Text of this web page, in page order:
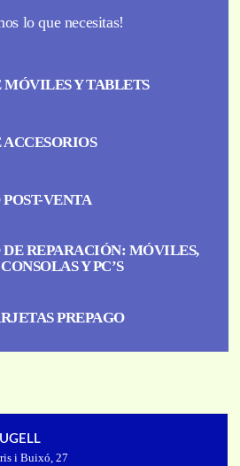
lo que necesitas!
MÓVILES Y TABLETS
ACCESORIOS
VENTA
DE REPARACIÓN: MÓVILES,
Y PC’S
PREPAGO
i Buixó, 27